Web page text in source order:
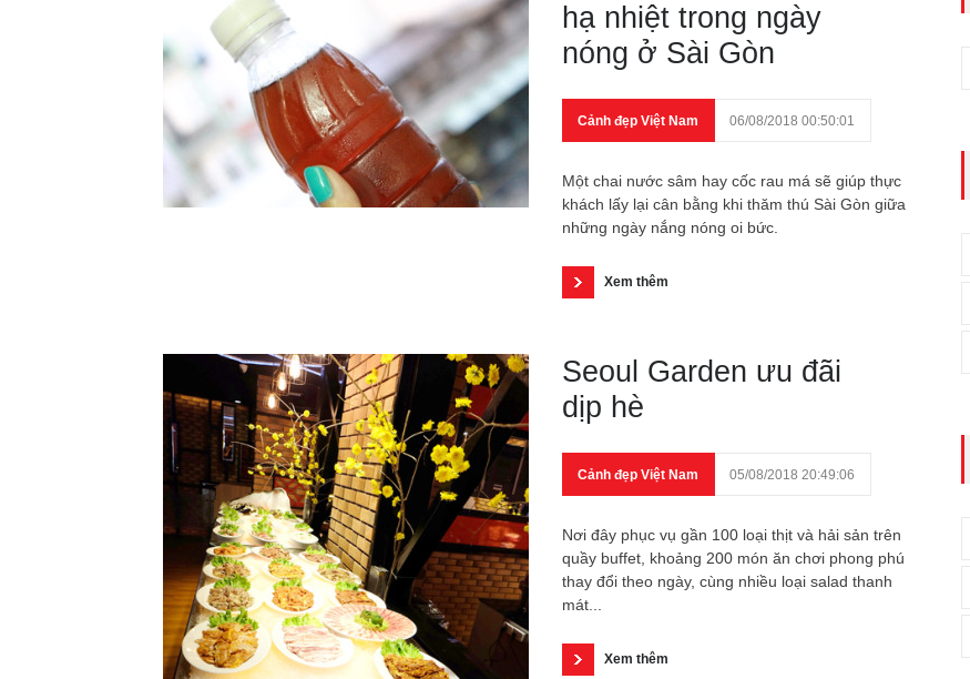
hạ nhiệt trong ngày
nóng ở Sài Gòn
Cảnh đẹp Việt Nam 06/08/2018 00:50:01
Một chai nước sâm hay cốc rau má sẽ giúp thực
khách lấy lại cân bằng khi thăm thú Sài Gòn giữa
những ngày nắng nóng oi bức.
Xem thêm
Seoul Garden ưu đãi
dịp hè
Cảnh đẹp Việt Nam 05/08/2018 20:49:06
Nơi đây phục vụ gần 100 loại thịt và hải sản trên
quầy buffet, khoảng 200 món ăn chơi phong phú
thay đổi theo ngày, cùng nhiều loại salad thanh
mát...
Xem thêm